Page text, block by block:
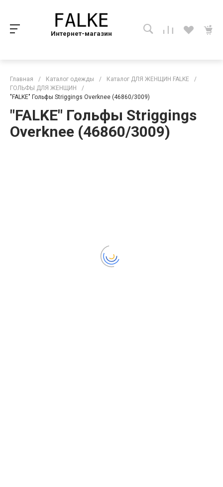
Интернет-магазин
Главная / Каталог одежды / Каталог ДЛЯ ЖЕНЩИН FALKE
/
ГОЛЬФЫ ДЛЯ ЖЕНЩИН
/
"FALKE" Гольфы Striggings Overknee (46860/3009)
"FALKE" Гольфы Striggings
Overknee (46860/3009)